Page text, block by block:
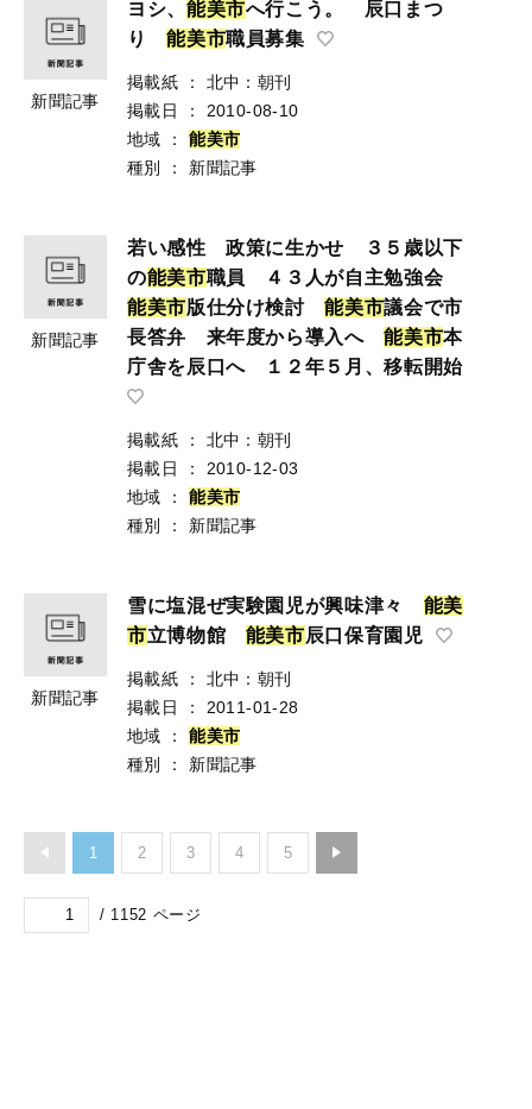
新聞記事
ヨシ、 能美市へ行こう。 辰口まつ
り能美市職員募集
掲載紙 ：
北中：朝刊
掲載日
：
2010-08-10
地域
： 能美市
種別
： 新聞記事
新聞記事
若い感性 政策に生かせ ３５歳以下
の能美市職員 ４３人が自主勉強会
能美市版仕分け検討能美市議会で市
長答弁 来年度から導入へ能美市本
庁舎を辰口へ １２年５月、移転開始
掲載紙 ：
北中：朝刊
掲載日
：
2010-12-03
地域
： 能美市
種別
： 新聞記事
新聞記事
雪に塩混ぜ実験園児が興味津々 能美
市立博物館 能美市辰口保育園児
掲載紙 ：
北中：朝刊
掲載日
：
2011-01-28
地域
： 能美市
種別
： 新聞記事
1 2 3 4 5
/ 1152 ページ